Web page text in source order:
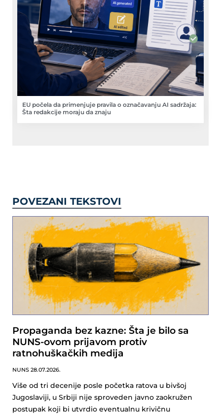
EU počela da primenjuje pravila o označavanju AI sadržaja:
Šta redakcije moraju da znaju
POVEZANI TEKSTOVI
Propaganda bez kazne: Šta je bilo sa
NUNS-ovom prijavom protiv
ratnohuškačkih medija
NUNS 28.07.2026.
Više od tri decenije posle početka ratova u bivšoj
Jugoslaviji, u Srbiji nije sproveden javno zaokružen
postupak koji bi utvrdio eventualnu krivičnu